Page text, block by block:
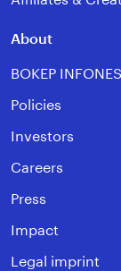
About
BOKEP
Policies
Investors
Careers
Press
Impact
Legal imprint